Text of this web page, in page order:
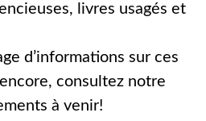
livres usagés et
d’informations sur ces
consultez notre
à venir!